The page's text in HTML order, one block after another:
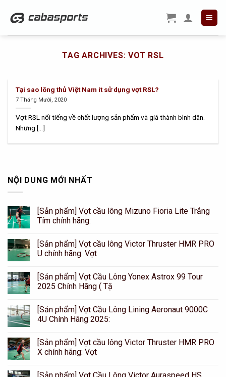
TAG ARCHIVES:VOT RSL
Tại sao lông thủ Việt Nam ít sử dụng vợt RSL?
7 Tháng Mười, 2020
Vợt RSL nổi tiếng về chất lượng sản phẩm và giá thành bình dân.
Nhưng [...]
NỘI DUNG MỚI NHẤT
[Sản phẩm] Vợt cầu lông Mizuno Fioria Lite Trắng
Tím chính hãng:
[Sản phẩm] Vợt cầu lông Victor Thruster HMR PRO
U chính hãng: Vợt
[Sản phẩm] Vợt Cầu Lông Yonex Astrox 99 Tour
2025 Chính Hãng ( Tặ
[Sản phẩm] Vợt Cầu Lông Lining Aeronaut 9000C
4U Chính Hãng 2025:
[Sản phẩm] Vợt cầu lông Victor Thruster HMR PRO
X chính hãng: Vợt